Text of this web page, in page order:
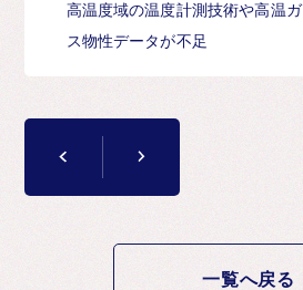
高温度域の温度計測技術や高温ガ
ス物性データが不足
一覧へ戻る